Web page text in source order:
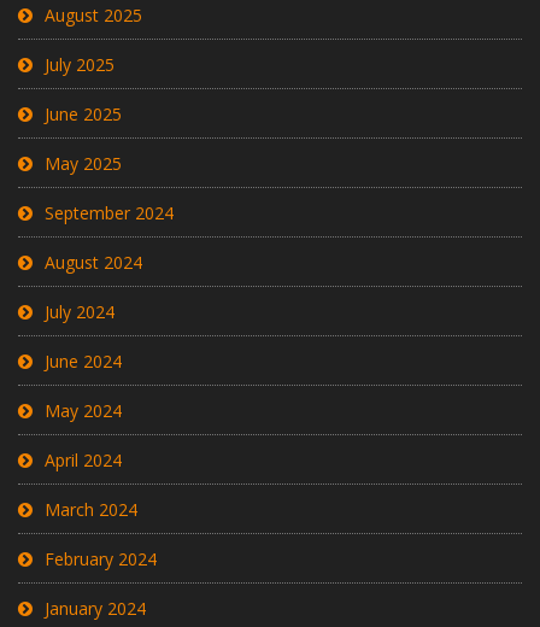
August 2025
July 2025
June 2025
May 2025
September 2024
August 2024
July 2024
June 2024
May 2024
April 2024
March 2024
February 2024
January 2024